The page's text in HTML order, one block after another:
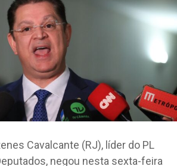
Cavalcante (RJ), líder do PL
negou nesta sexta-feira